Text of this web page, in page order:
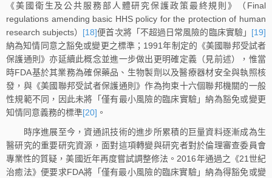
《美國衛生及公共服務部人體研究保護政策最終規則》（Final
regulations amending basic HHS policy for the protection of human
research subjects） [18]便首次將「不超過日常風險的臨床實驗」 [19]
納為知情同意之豁免或變更之標準；1991年制定的《美國聯邦受試者
保護通則》亦延續此概念並進一步做出更明確定義（見前述），惟當
時FDA基於其業務為確保藥品、生物製劑以及醫療器材安全與執照核
發，與《美國聯邦受試者保護通則》作為拘束十六個聯邦機關的一般
性規範不同，因此未將「僅有最小風險的臨床實驗」納為豁免或變更
知情同意義務的標準[20] 。
時序進展至今，資通訊技術的進步所累積的巨量資料逐漸成為生
醫研究的重要研究資源，面對這項轉變與研究者對於倫理審查委員會
專業性的質疑，美國近年再度嘗試調整修法。2016年通過之《21世紀
治癒法》便要求FDA將「僅有最小風險的臨床實驗」納為得豁免或變